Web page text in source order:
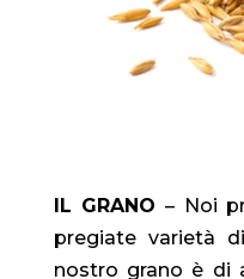
IL GRANO – Noi
pregiate varietà
nostro grano è di